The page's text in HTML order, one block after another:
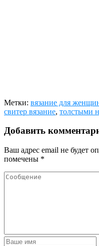
Метки: вязание для
свитер вязание, толстыми
Добавить
Ваш адрес email не будет
помечены *